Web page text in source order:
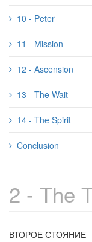
10 - Peter
11 - Mission
12 - Ascension
13 - The Wait
14 - The Spirit
Conclusion
2 - The
ВТОРОЕ СТОЯНИЕ